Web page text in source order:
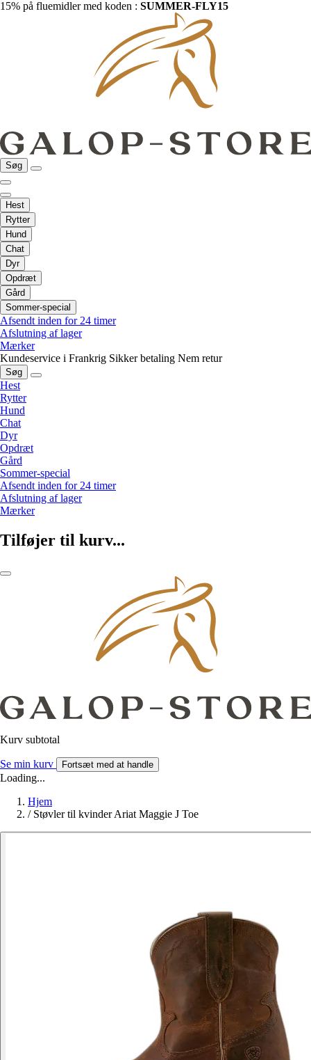
15% på fluemidler med koden : SUMMER-FLY15
Søg
Hest
Rytter
Hund
Chat
Dyr
Opdræt
Gård
Sommer-special
Afsendt inden for 24 timer
Afslutning af lager
Mærker
Kundeservice i Frankrig Sikker betaling Nem retur
Søg
Hest
Rytter
Hund
Chat
Dyr
Opdræt
Gård
Sommer-special
Afsendt inden for 24 timer
Afslutning af lager
Mærker
Tilføjer til kurv...
Kurv subtotal
Se min kurv Fortsæt med at handle
Loading...
Hjem
/ Støvler til kvinder Ariat Maggie J Toe